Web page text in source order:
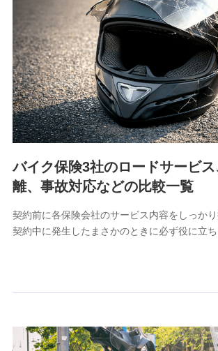
業務の委託
当社は利用目的の達成に必要な範囲内に
の取り扱いの全部または一部を委託する
す。
個人データの共同利用
当社は株式会社NTTドコモとの間で、
【共同して利用される利用データの項目】
取得した、以下の情報などの個人データ
氏名、電話番号、メールアドレス、お客さ
当社又は株式会社NTTドコモが提供する各
ご契約・ご利用などに関する情報。例とし
バイク保険3社のロードサービ
離、事故対応などの比較一覧
契約前に各保険会社のサービス内容をしっかり
契約中に発生したまさかのときに必ず役に立